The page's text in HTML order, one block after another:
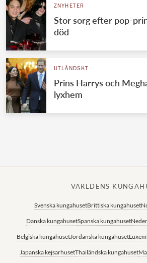
VÄRLDENS
Svenska kungahuset
Danska kungahuset
Spanska kungahuset
REDAKTION
ZNYHETER
Stor sorg efter pop-
död
UTLÄNDSKT
Prins Harrys och
lyxhem
VÄRLDENS
Svenska kungahusetBrittiska kungahuset
Danska kungahusetSpanska kungahuset
Belgiska kungahusetJordanska kungahuset
Japanska kejsarhusetThailändska kungahuset